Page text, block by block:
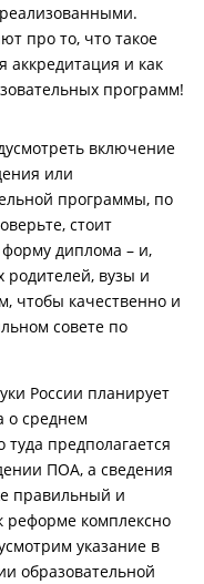
про то, что такое
аккредитация и как
программ!
включение
или
программы, по
стоит
диплома – и,
родителей, вузы и
чтобы качественно и
совете по
России планирует
о среднем
предполагается
ПОА, а сведения
правильный и
реформе комплексно
указание в
образовательной